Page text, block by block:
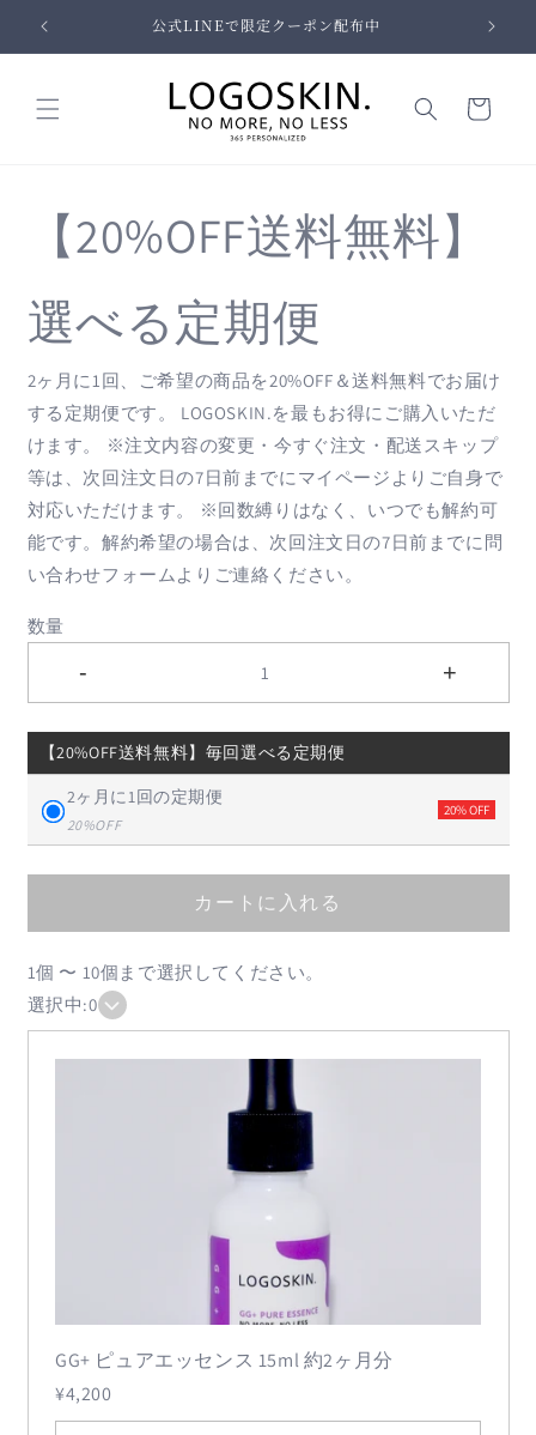
ンツに
公式LINEで限定クーポン配布中
ー
1個 〜 10個まで選択してください。
選択中:0
GG+ ピュアエッセンス 15ml 約2ヶ月分
¥4,200
【20%OFF送料無料】
選べる定期便
2ヶ月に1回、ご希望の商品を20%OFF＆送料無料でお届け
する定期便です。 LOGOSKIN.を最もお得にご購入いただ
けます。 ※注文内容の変更・今すぐ注文・配送スキップ
等は、次回注文日の7日前までにマイページよりご自身で
対応いただけます。 ※回数縛りはなく、いつでも解約可
能です。解約希望の場合は、次回注文日の7日前までに問
い合わせフォームよりご連絡ください。
数量
- 1 +
【20%OFF送料無料】毎回選べる定期便
2ヶ月に1回の定期便
20%OFF
20% OFF
カートに入れる